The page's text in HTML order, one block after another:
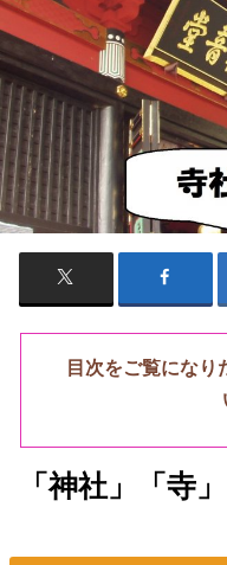
目次をご覧になり
「神社」「寺